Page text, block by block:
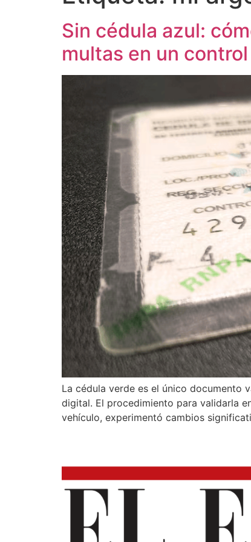
Sin cédula azul:
multas en un control
La cédula verde es el único documento
digital. El procedimiento para validarla
vehículo, experimentó cambios